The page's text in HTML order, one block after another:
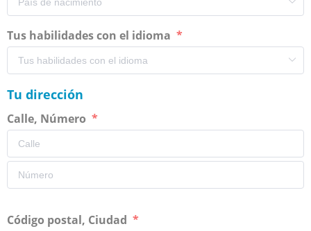
Tus habilidades con el idioma
Tu dirección
Calle, Número
Código postal, Ciudad